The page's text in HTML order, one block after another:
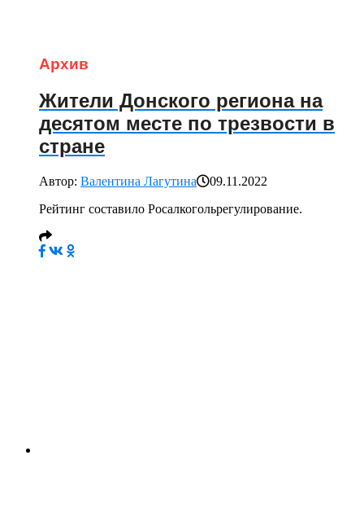
Архив
Жители Донского региона на
десятом месте по трезвости в
стране
Автор: Валентина Лагутина
09.11.2022
Рейтинг составило Росалкогольрегулирование.